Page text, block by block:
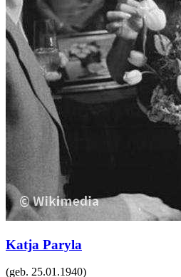
Katja Paryla
(geb. 25.01.1940)